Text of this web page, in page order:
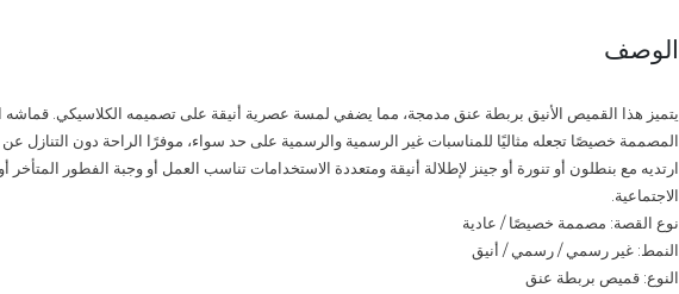
الوصف
يتميز هذا القميص الأنيق بربطة عنق مدمجة، مما يضفي لمسة عصرية أنيقة على تصميمه الكلاسيكي. قماشه
المصممة خصيصًا تجعله مثاليًا للمناسبات غير الرسمية والرسمية على حد سواء، موفرًا الراحة دون التنازل عن
ارتديه مع بنطلون أو تنورة أو جينز لإطلالة أنيقة ومتعددة الاستخدامات تناسب العمل أو وجبة الفطور المتأخر
الاجتماعية.
نوع القصة: مصممة خصيصًا / عادية
النمط: غير رسمي / رسمي / أنيق
النوع: قميص بربطة عنق